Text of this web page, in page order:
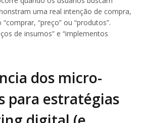
uma real intenção de compra,
“preço” ou “produtos”.
de insumos” e “implementos
dos micro-
para estratégias